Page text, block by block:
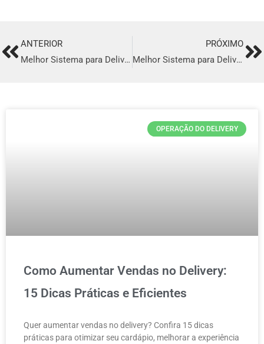
PrevANTERIOR
Melhor Sistema para Delivery em Arcoverde
PRÓXIMO
Melhor Sistema para Delivery em Santa Rosa
OPERAÇÃO DO DELIVERY
Como Aumentar Vendas no Delivery:
15 Dicas Práticas e Eficientes
Quer aumentar vendas no delivery? Confira 15 dicas
práticas para otimizar seu cardápio, melhorar a experiência